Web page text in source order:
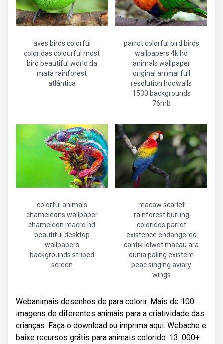
aves birds colorful
coloridas colourful most
bird beautiful world da
mata rainforest
atlântica
parrot colorful bird birds
wallpapers 4k hd
animals wallpaper
original animal full
resolution hdqwalls
1530 backgrounds
76mb
colorful animals
chameleons wallpaper
chameleon macro hd
beautiful desktop
wallpapers
backgrounds striped
screen
macaw scarlet
rainforest burung
coloridos parrot
existence endangered
cantik lolwot macau ara
dunia paling existem
peac singing aviary
wings
Webanimais desenhos de para colorir. Mais de 100
imagens de diferentes animais para a criatividade das
crianças. Faça o download ou imprima aqui. Webache e
baixe recursos grátis para animais colorido. 13. 000+